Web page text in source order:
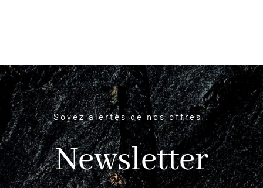
Soyez alertés de nos offres !
Newsletter